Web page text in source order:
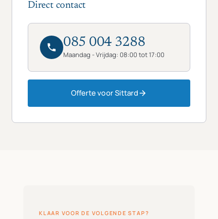
Direct contact
085 004 3288
Maandag - Vrijdag: 08:00 tot 17:00
Offerte voor Sittard
KLAAR VOOR DE VOLGENDE STAP?